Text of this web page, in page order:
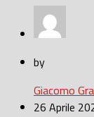
by
Giacomo
26 Aprile